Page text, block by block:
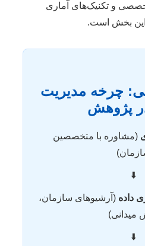
تخصصی و تکنیک‌های آماری
این بخش است.
چرخه مدیریت
پژوهش
(مشاوره با متخصصین
⬇️
داده (آرشیوهای سازمان،
میدانی)
⬇️